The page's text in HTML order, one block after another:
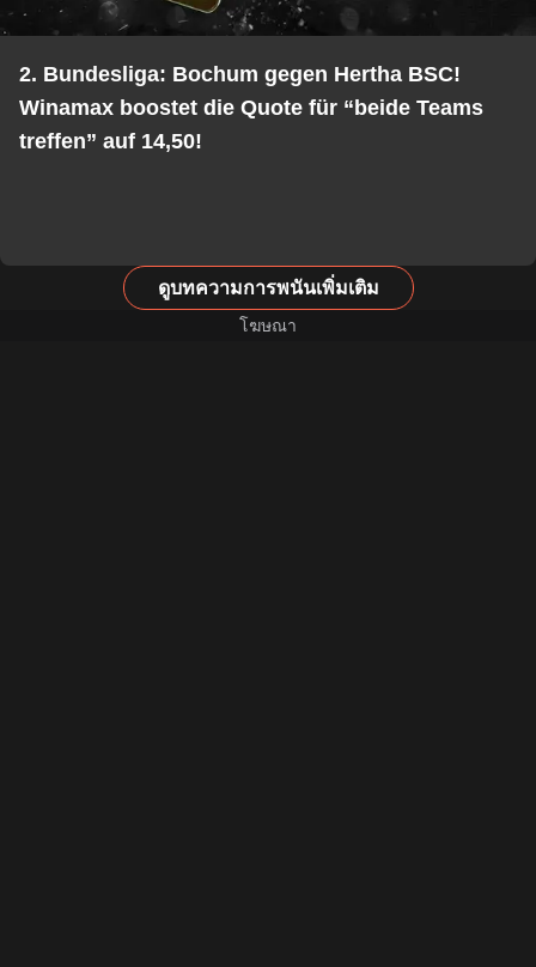
2. Bundesliga: Bochum gegen Hertha BSC!
Winamax boostet die Quote für “beide Teams
treffen” auf 14,50!
ดูบทความการพนันเพิ่มเติม